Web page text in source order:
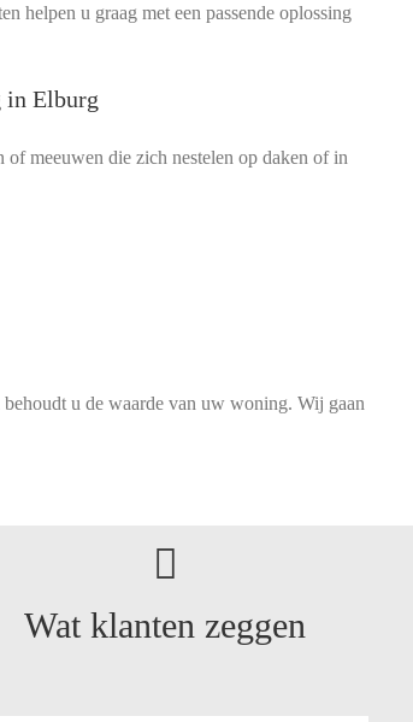
helpen u graag met een passende oplossing
in Elburg
meeuwen die zich nestelen op daken of in
u de waarde van uw woning. Wij gaan
Wat klanten zeggen